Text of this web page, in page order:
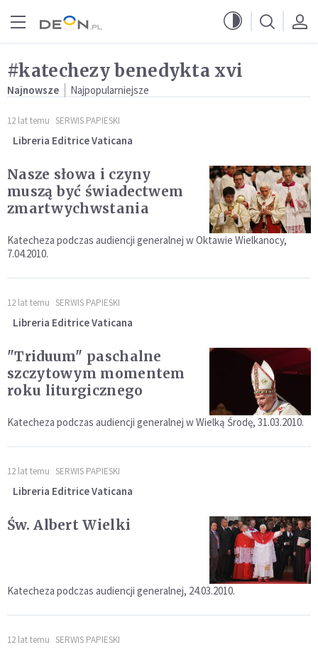
#katechezy benedykta xvi
Najnowsze Najpopularniejsze
12 lat temu SERWIS PAPIESKI
Libreria Editrice Vaticana
Nasze słowa i czyny
muszą być świadectwem
zmartwychwstania
Katecheza podczas audiencji generalnej w Oktawie Wielkanocy,
7.04.2010.
12 lat temu SERWIS PAPIESKI
Libreria Editrice Vaticana
"Triduum" paschalne
szczytowym momentem
roku liturgicznego
Katecheza podczas audiencji generalnej w Wielką Środę, 31.03.2010.
12 lat temu SERWIS PAPIESKI
Libreria Editrice Vaticana
Św. Albert Wielki
Katecheza podczas audiencji generalnej, 24.03.2010.
12 lat temu SERWIS PAPIESKI